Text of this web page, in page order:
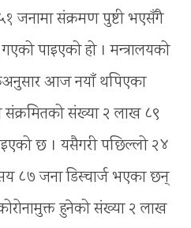
जनामा संक्रमण पुष्टी भएसँगै
पाइएको हो । मन्त्रालयको
आज नयाँ थपिएका
संक्रमितको संख्या २ लाख ८९
छ । यसैगरी पछिल्लो २४
८७ जना डिस्चार्ज भएका छन्
हुनेको संख्या २ लाख